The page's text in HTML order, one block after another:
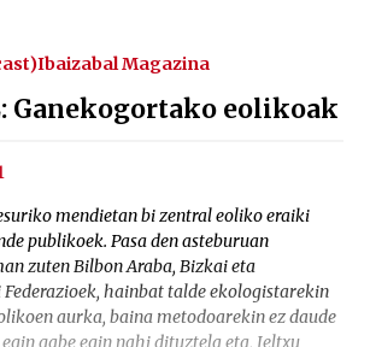
Ibaizabal Magazina
Ganekogortako eolikoak
mendietan bi zentral eoliko eraiki
publikoek. Pasa den asteburuan
zuten Bilbon Araba, Bizkai eta
hainbat talde ekologistarekin
aurka, baina metodoarekin ez daude
gabe egin nahi dituztela eta, Ieltxu